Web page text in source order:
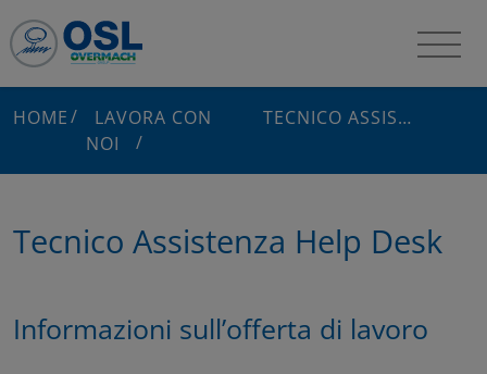
HOME
LAVORA CON
NOI
TECNICO ASSISTENZA HELP DESK
Tecnico Assistenza Help Desk
Informazioni sull’offerta di lavoro